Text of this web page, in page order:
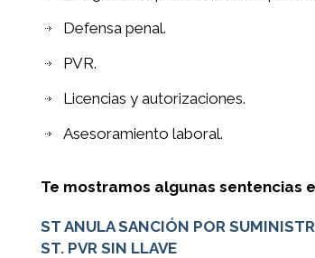
Defensa penal.
PVR.
Licencias y autorizaciones.
Asesoramiento laboral.
Te mostramos algunas sentencias
ST ANULA SANCIÓN POR
ST. PVR SIN LLAVE